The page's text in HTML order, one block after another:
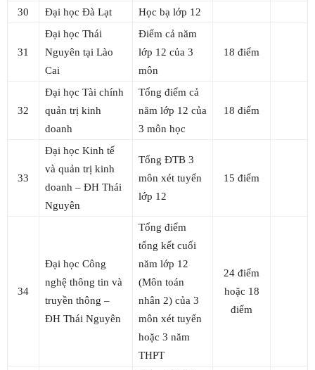
30 Đại học Đà Lạt Học bạ lớp 12
31
Đại học Thái
Nguyên tại Lào
Cai
Điểm cả năm
lớp 12 của 3
môn
18 điểm
32
Đại học Tài chính
quản trị kinh
doanh
Tổng điểm cả
năm lớp 12 của
3 môn học
18 điểm
33
Đại học Kinh tế
và quản trị kinh
doanh – ĐH Thái
Nguyên
Tổng ĐTB 3
môn xét tuyển
lớp 12
15 điểm
34
Đại học Công
nghệ thông tin và
truyền thông –
ĐH Thái Nguyên
Tổng điểm
tổng kết cuối
năm lớp 12
(Môn toán
nhân 2) của 3
môn xét tuyển
hoặc 3 năm
THPT
24 điểm
hoặc 18
điểm